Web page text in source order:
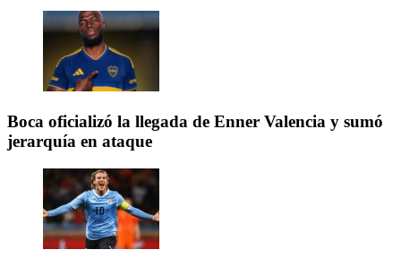
Boca oficializó la llegada de Enner Valencia y sumó
jerarquía en ataque